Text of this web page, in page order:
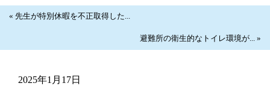
« 先生が特別休暇を不正取得した...
避難所の衛生的なトイレ環境が... »
2025年1月17日